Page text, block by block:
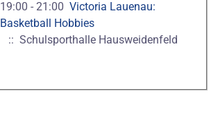
19:00 - 21:00 Victoria Lauenau:
Basketball Hobbies
:: Schulsporthalle Hausweidenfeld